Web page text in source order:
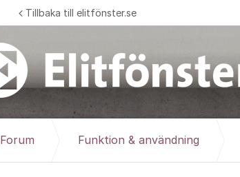
Tillbaka till elitfönster.se
Forum Funktion & användning